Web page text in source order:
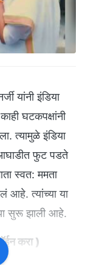
यांनी इंडिया
घटकपक्षांनी
त्यामुळे इंडिया
फुट पडते
स्वत: ममता
आहे. त्यांच्या या
सुरू झाली आहे.
करा)